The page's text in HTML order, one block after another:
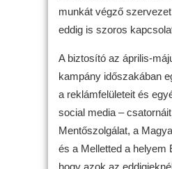
munkát végző
eddig is szoros
A biztosító az április-
kampány időszakában
a reklámfelületeit és
social media –
Mentőszolgálat, a
és a Melletted a helyem
hogy azok az